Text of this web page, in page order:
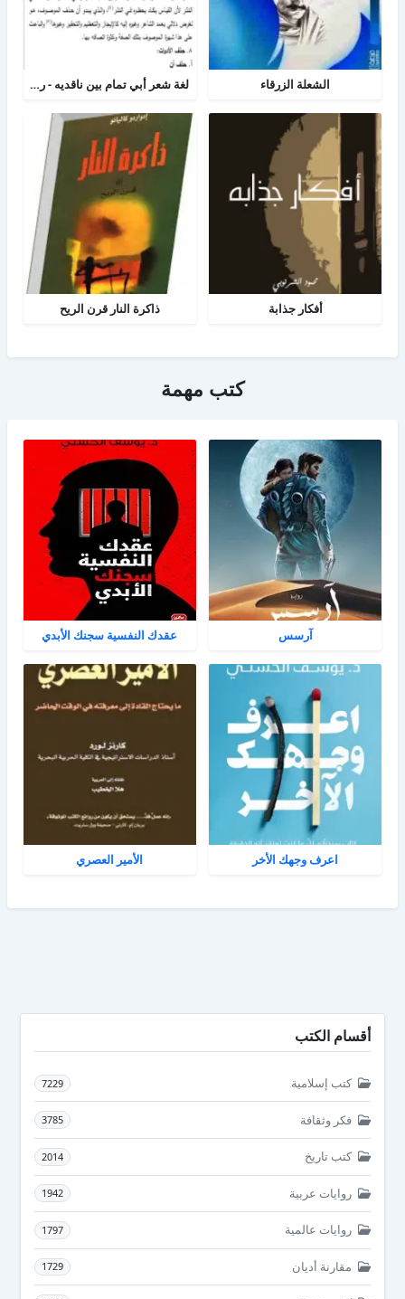
الشعلة الزرقاء لغة شعر أبي تمام بين ناقديه - رسالة لغه عربية
أفكار جذابة ذاكرة النار قرن الريح
كتب مهمة
آرسس عقدك النفسية سجنك الأبدي
اعرف وجهك الأخر الأمير العصري
أقسام الكتب
كتب إسلامية 7229
فكر وثقافة 3785
كتب تاريخ 2014
روايات عربية 1942
روايات عالمية 1797
مقارنة أديان 1729